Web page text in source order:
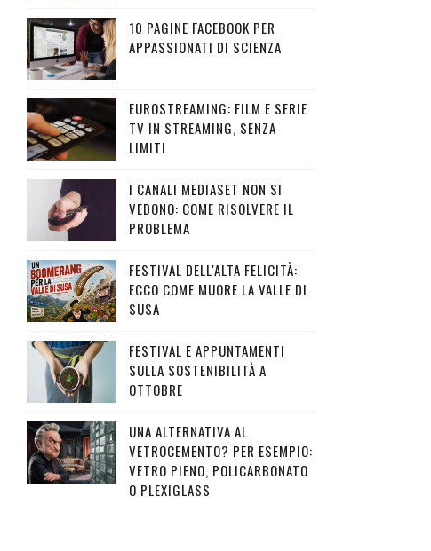
10 PAGINE FACEBOOK PER
APPASSIONATI DI SCIENZA
EUROSTREAMING: FILM E SERIE
TV IN STREAMING, SENZA
LIMITI
I CANALI MEDIASET NON SI
VEDONO: COME RISOLVERE IL
PROBLEMA
FESTIVAL DELL'ALTA FELICITÀ:
ECCO COME MUORE LA VALLE DI
SUSA
FESTIVAL E APPUNTAMENTI
SULLA SOSTENIBILITÀ A
OTTOBRE
UNA ALTERNATIVA AL
VETROCEMENTO? PER ESEMPIO:
VETRO PIENO, POLICARBONATO
O PLEXIGLASS